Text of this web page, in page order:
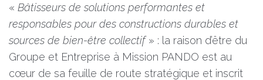
« Bâtisseurs de solutions performantes et
responsables pour des constructions durables et
sources de bien-être collectif» : la raison d’être du
Groupe et Entreprise à Mission PANDO est au
cœur de sa feuille de route stratégique et inscrit